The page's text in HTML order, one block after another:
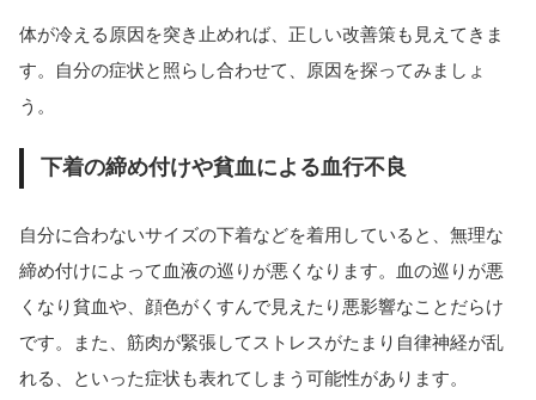
体が冷える原因を突き止めれば、正しい改善策も見えてきま
す。自分の症状と照らし合わせて、原因を探ってみましょ
う。
下着の締め付けや貧血による血行不良
自分に合わないサイズの下着などを着用していると、無理な
締め付けによって血液の巡りが悪くなります。血の巡りが悪
くなり貧血や、顔色がくすんで見えたり悪影響なことだらけ
です。また、筋肉が緊張してストレスがたまり自律神経が乱
れる、といった症状も表れてしまう可能性があります。